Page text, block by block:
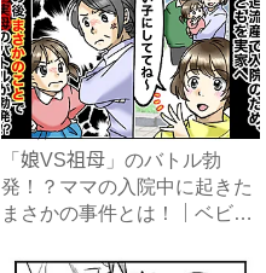
「娘VS祖母」のバトル勃
発！？ママの入院中に起きた
まさかの事件とは！｜ベビー